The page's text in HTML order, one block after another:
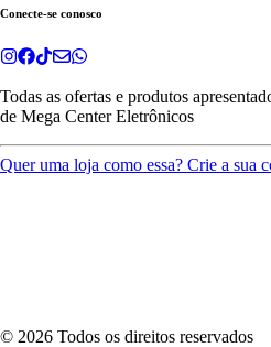
Conecte-se conosco
Todas as ofertas e produtos
de Mega Center Eletrônicos
Quer uma loja como essa? Crie a sua
© 2026 Todos os direitos reservados